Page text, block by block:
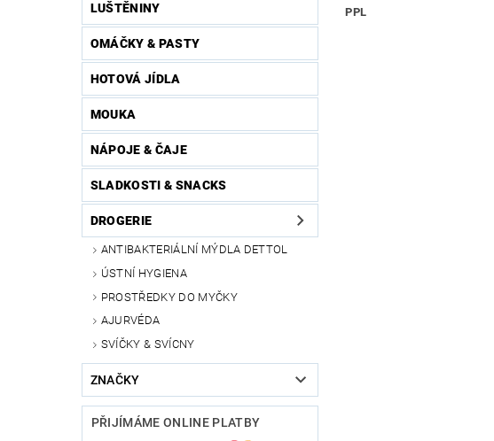
LUŠTĚNINY
OMÁČKY & PASTY
HOTOVÁ JÍDLA
MOUKA
NÁPOJE & ČAJE
SLADKOSTI & SNACKS
DROGERIE
ANTIBAKTERIÁLNÍ MÝDLA DETTOL
ÚSTNÍ HYGIENA
PROSTŘEDKY DO MYČKY
AJURVÉDA
SVÍČKY & SVÍCNY
ZNAČKY
PŘIJÍMÁME ONLINE PLATBY
PPL